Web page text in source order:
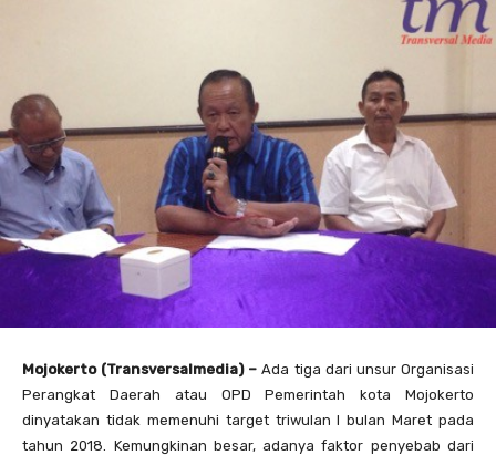
Mojokerto (Transversalmedia) – Ada tiga dari unsur Organisasi
Perangkat Daerah atau OPD Pemerintah kota Mojokerto
dinyatakan tidak memenuhi target triwulan I bulan Maret pada
tahun 2018. Kemungkinan besar, adanya faktor penyebab dari